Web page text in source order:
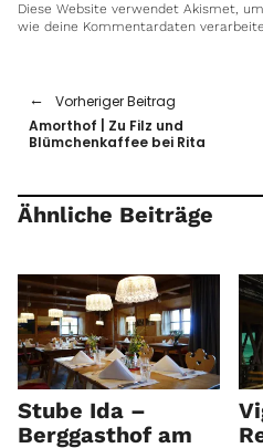
Diese Website verwendet Akismet,
wie deine Kommentardaten
Vorheriger Beitrag
Amorthof | Zu Filz und
Blümchenkaffee bei Rita
Ähnliche Beiträge
Stube Ida –
Berggasthof am